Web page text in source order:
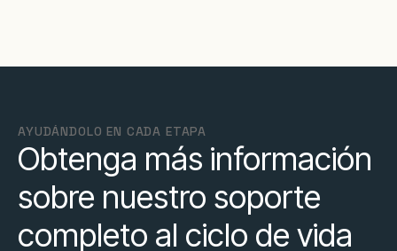
AYUDÁNDOLO EN CADA ETAPA
Obtenga más información
sobre nuestro soporte
completo al ciclo de vida